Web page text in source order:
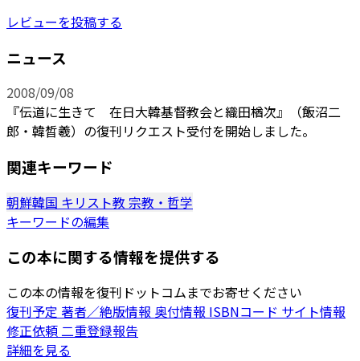
レビューを投稿する
ニュース
2008/09/08
『伝道に生きて 在日大韓基督教会と織田楢次』（飯沼二
郎・韓晳羲）の復刊リクエスト受付を開始しました。
関連キーワード
朝鮮韓国 キリスト教 宗教・哲学
キーワードの編集
この本に関する情報を提供する
この本の情報を復刊ドットコムまでお寄せください
復刊予定 著者／絶版情報 奥付情報 ISBNコード サイト情報
修正依頼二重登録報告
詳細を見る